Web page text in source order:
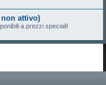
attivo)
a prezzi speciali!